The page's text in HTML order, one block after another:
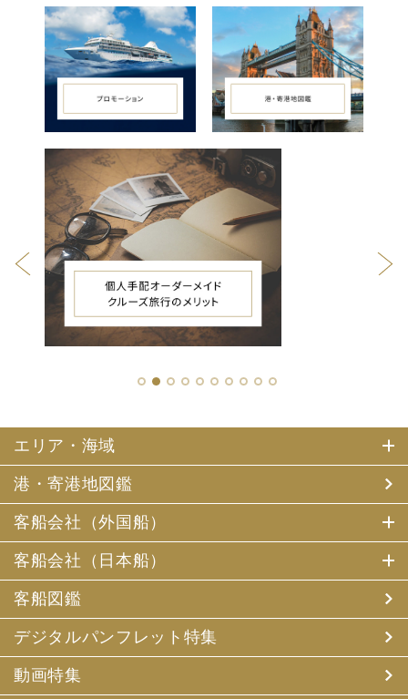
1 2 3 4 5 6 7 8 9 10
エリア・海域
港・寄港地図鑑
客船会社（外国船）
客船会社（日本船）
客船図鑑
デジタルパンフレット特集
動画特集